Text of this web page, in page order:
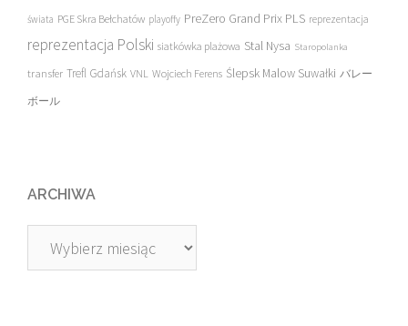
świata PGE Skra Bełchatów playoffy PreZero Grand Prix PLS reprezentacja
reprezentacja Polski siatkówka plażowa Stal Nysa Staropolanka
transfer Trefl Gdańsk VNL Wojciech Ferens Ślepsk Malow Suwałki バレー
ボール
ARCHIWA
Archiwa